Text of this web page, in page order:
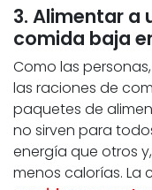
3. Alimentar a
comida baja
Como las
las raciones de
paquetes de
no sirven para
energía que otros
menos calorías. La